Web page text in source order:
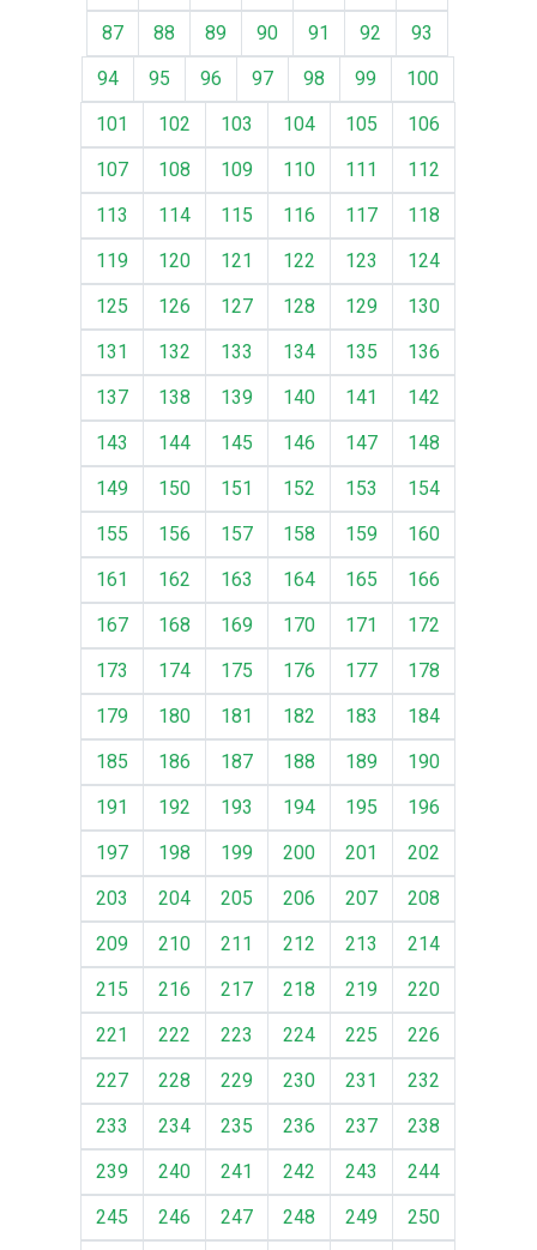
87
88 89 90 91 92
93
94
95 96 97 98 99
100
101
102 103 104 105
106
107
108 109 110 111
112
113
114 115 116 117
118
119
120 121 122 123
124
125
126 127 128 129
130
131
132 133 134 135
136
137
138 139 140 141
142
143
144 145 146 147
148
149
150 151 152 153
154
155
156 157 158 159
160
161
162 163 164 165
166
167
168 169 170 171
172
173
174 175 176 177
178
179
180 181 182 183
184
185
186 187 188 189
190
191
192 193 194 195
196
197
198 199 200 201
202
203
204 205 206 207
208
209
210 211 212 213
214
215
216 217 218 219
220
221
222 223 224 225
226
227
228 229 230 231
232
233
234 235 236 237
238
239
240 241 242 243
244
245
246 247 248 249
250